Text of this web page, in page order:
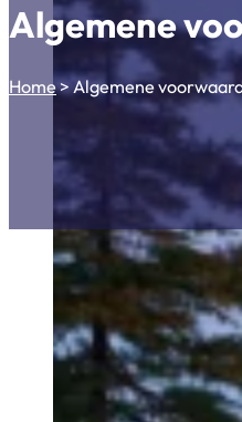
Algemene
Home>Algemene
Algemene
Artikel 1
1.1 Onder
het Nederlandse